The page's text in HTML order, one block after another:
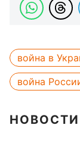
война в
война